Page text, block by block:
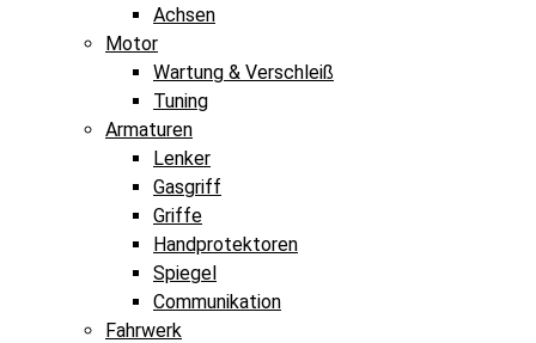
Achsen
Motor
Wartung & Verschleiß
Tuning
Armaturen
Lenker
Gasgriff
Griffe
Handprotektoren
Spiegel
Communikation
Fahrwerk